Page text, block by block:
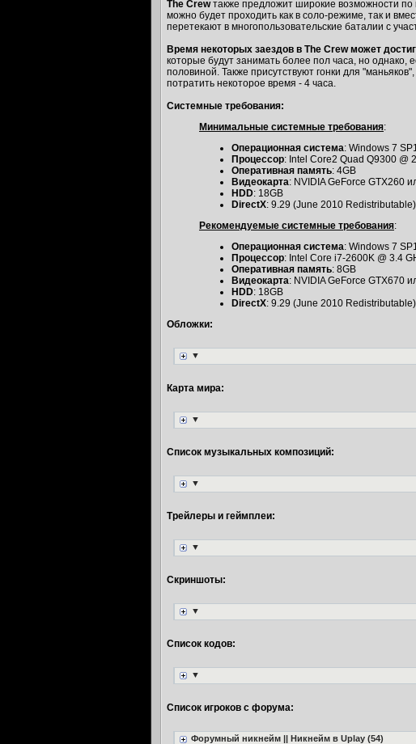
The Crewтакже предложит широкие возможности по
можно будет проходить как в соло-режиме, так и
перетекают в многопользовательские баталии с
Время некоторых заездов в The Crewможет
которые будут занимать более пол часа, но однако,
половиной. Также присутствуют гонки для
потратить некоторое время - 4 часа.
Системные требования:
Минимальные системные требования:
Операционная система: Windows 7
Процессор: Intel Core2 Quad Q9300 @
Оперативная память: 4GB
Видеокарта: NVIDIA GeForce GTX260
HDD: 18GB
DirectX: 9.29 (June 2010 Redistributable)
Рекомендуемые системные требования:
Операционная система: Windows 7
Процессор: Intel Core i7-2600K @ 3.4
Оперативная память: 8GB
Видеокарта: NVIDIA GeForce GTX670
HDD: 18GB
DirectX: 9.29 (June 2010 Redistributable)
Обложки:
▼
Карта мира:
▼
Список музыкальных композиций:
▼
Трейлеры и геймплеи:
▼
Скриншоты:
▼
Список кодов:
▼
Список игроков с форума:
Форумный никнейм || Никнейм в Uplay (54)